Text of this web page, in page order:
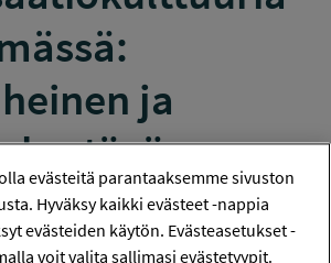
ja
kestävä
evästeitä parantaaksemme sivuston
Hyväksy kaikki evästeet -nappia
evästeiden käytön. Evästeasetukset -
voit valita sallimasi evästetyypit.